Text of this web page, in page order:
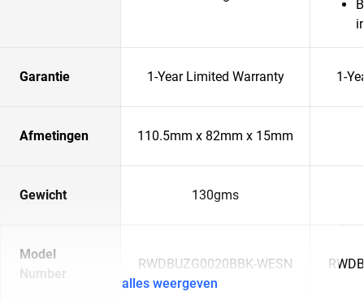
Garantie 1-Year Limited Warranty 1-
Afmetingen 110.5mm x 82mm x 15mm
Gewicht 130gms
Model
Number
RWDBUZG0020BBK-WESN
alles weergeven